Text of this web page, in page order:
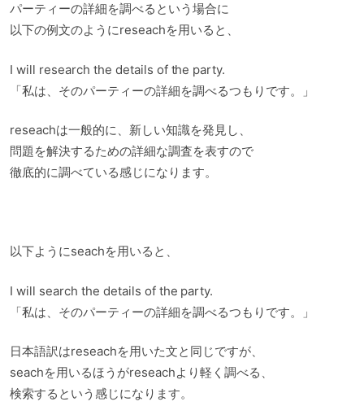
パーティーの詳細を調べるという場合に
以下の例文のようにreseachを用いると、
I will research the details of the party.
「私は、そのパーティーの詳細を調べるつもりです。」
reseachは一般的に、新しい知識を発見し、
問題を解決するための詳細な調査を表すので
徹底的に調べている感じになります。
以下ようにseachを用いると、
I will search the details of the party.
「私は、そのパーティーの詳細を調べるつもりです。」
日本語訳はreseachを用いた文と同じですが、
seachを用いるほうがreseachより軽く調べる、
検索するという感じになります。